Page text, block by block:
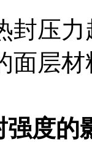
压力
面层
强度的